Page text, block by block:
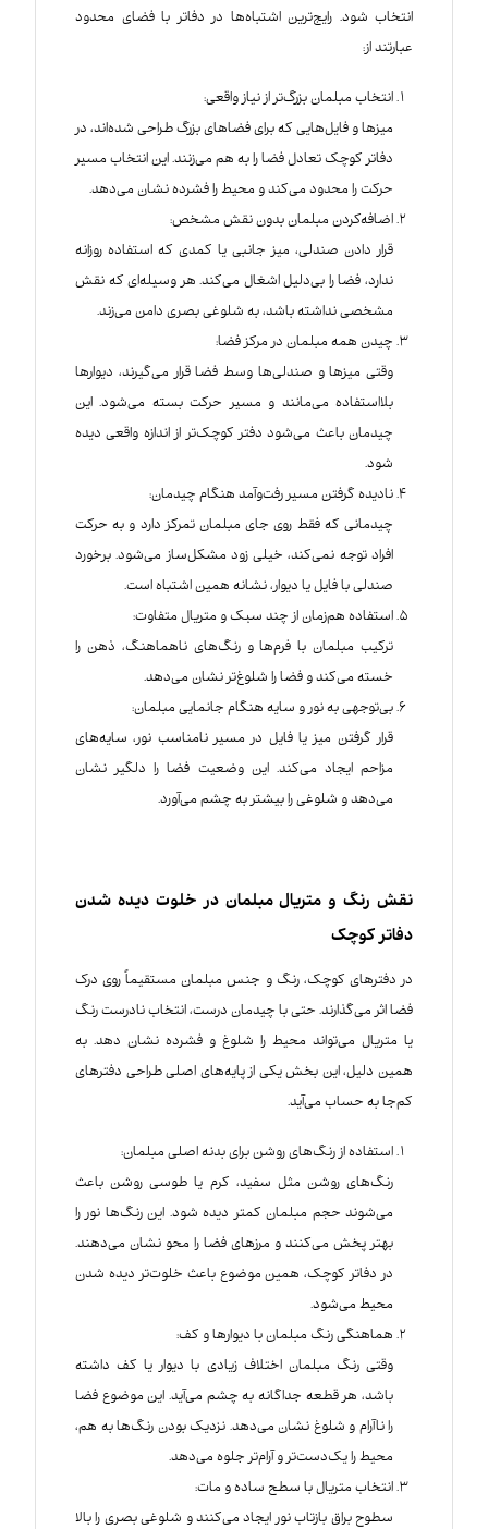
انتخاب شود. رایج‌ترین اشتباه‌ها در دفاتر با فضای محدود
عبارتند از:
انتخاب مبلمان بزرگ‌تر از نیاز واقعی:
میزها و فایل‌هایی که برای فضاهای بزرگ طراحی شده‌اند، در
دفاتر کوچک تعادل فضا را به هم می‌زنند. این انتخاب مسیر
حرکت را محدود می‌کند و محیط را فشرده نشان می‌دهد.
اضافه‌کردن مبلمان بدون نقش مشخص:
قرار دادن صندلی، میز جانبی یا کمدی که استفاده روزانه
ندارد، فضا را بی‌دلیل اشغال می‌کند. هر وسیله‌ای که نقش
مشخصی نداشته باشد، به شلوغی بصری دامن می‌زند.
چیدن همه مبلمان در مرکز فضا:
وقتی میزها و صندلی‌ها وسط فضا قرار می‌گیرند، دیوارها
بلااستفاده می‌مانند و مسیر حرکت بسته می‌شود. این
چیدمان باعث می‌شود دفتر کوچک‌تر از اندازه واقعی دیده
شود.
نادیده گرفتن مسیر رفت‌وآمد هنگام چیدمان:
چیدمانی که فقط روی جای مبلمان تمرکز دارد و به حرکت
افراد توجه نمی‌کند، خیلی زود مشکل‌ساز می‌شود. برخورد
صندلی با فایل یا دیوار، نشانه همین اشتباه است.
استفاده هم‌زمان از چند سبک و متریال متفاوت:
ترکیب مبلمان با فرم‌ها و رنگ‌های ناهماهنگ، ذهن را
خسته می‌کند و فضا را شلوغ‌تر نشان می‌دهد.
بی‌توجهی به نور و سایه هنگام جانمایی مبلمان:
قرار گرفتن میز یا فایل در مسیر نامناسب نور، سایه‌های
مزاحم ایجاد می‌کند. این وضعیت فضا را دلگیر نشان
می‌دهد و شلوغی را بیشتر به چشم می‌آورد.
نقش رنگ و متریال مبلمان در خلوت دیده شدن
دفاتر کوچک
در دفترهای کوچک، رنگ و جنس مبلمان مستقیماً روی درک
فضا اثر می‌گذارند. حتی با چیدمان درست، انتخاب نادرست رنگ
یا متریال می‌تواند محیط را شلوغ و فشرده نشان دهد. به
همین دلیل، این بخش یکی از پایه‌های اصلی طراحی دفترهای
کم‌جا به حساب می‌آید.
استفاده از رنگ‌های روشن برای بدنه اصلی مبلمان:
رنگ‌های روشن مثل سفید، کرم یا طوسی روشن باعث
می‌شوند حجم مبلمان کمتر دیده شود. این رنگ‌ها نور را
بهتر پخش می‌کنند و مرزهای فضا را محو نشان می‌دهند.
در دفاتر کوچک، همین موضوع باعث خلوت‌تر دیده شدن
محیط می‌شود.
هماهنگی رنگ مبلمان با دیوارها و کف:
وقتی رنگ مبلمان اختلاف زیادی با دیوار یا کف داشته
باشد، هر قطعه جداگانه به چشم می‌آید. این موضوع فضا
را ناآرام و شلوغ نشان می‌دهد. نزدیک بودن رنگ‌ها به هم،
محیط را یک‌دست‌تر و آرام‌تر جلوه می‌دهد.
انتخاب متریال با سطح ساده و مات:
سطوح براق بازتاب نور ایجاد می‌کنند و شلوغی بصری را بالا